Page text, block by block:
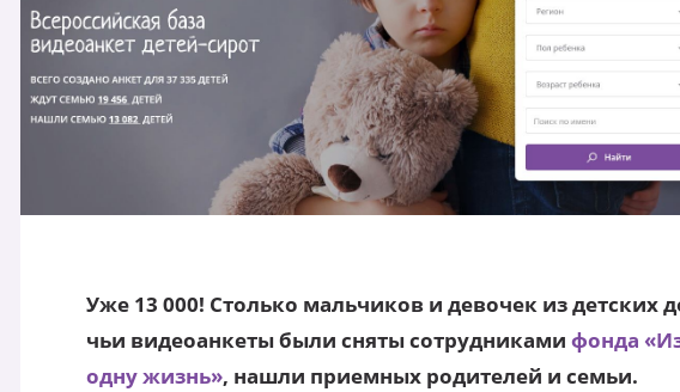
Уже 13 000! Столько мальчиков и девочек из детских
чьи видеоанкеты были сняты сотрудниками фонда
одну жизнь», нашли приемных родителей и семьи.